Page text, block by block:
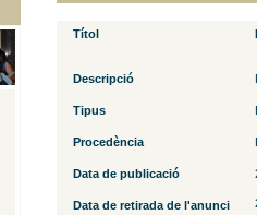
Títol
Descripció
Tipus
Procedència
Data de publicació
Data de retirada de l'anunci